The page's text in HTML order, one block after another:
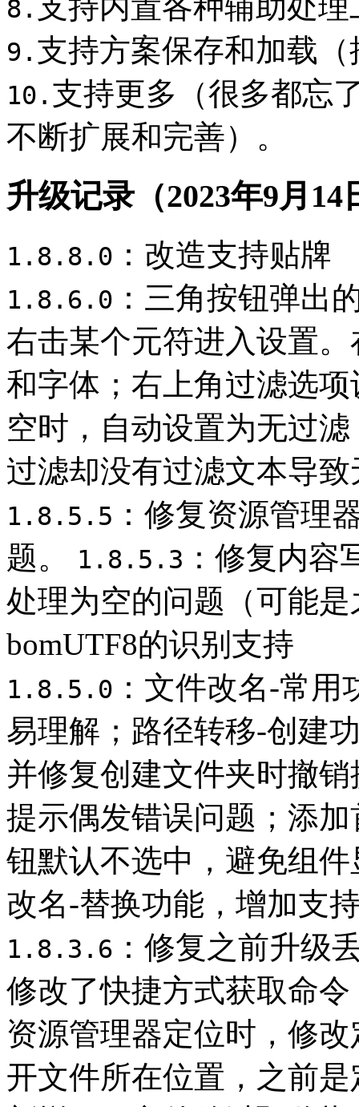
8. 支持内置各种辅助处理
9. 支持方案保存和加载
10. 支持更多（很多都忘
不断扩展和完善）。
升级记录（2023年9月14
1.8.8.0 ：改造支持贴牌
1.8.6.0 ：三角按钮弹出
右击某个元符进入设置
和字体；右上角过滤选
空时，自动设置为无过
过滤却没有过滤文本导
1.8.5.5 ：修复资源管理
题。
1.8.5.3 ：修复内容
处理为空的问题（可能
bomUTF8的识别支持
1.8.5.0 ：文件改名-常
易理解；路径转移-创建
并修复创建文件夹时撤
提示偶发错误问题；添
钮默认不选中，避免组
改名-替换功能，增加支
1.8.3.6 ：修复之前升级
修改了快捷方式获取命
资源管理器定位时，修
开文件所在位置，之前